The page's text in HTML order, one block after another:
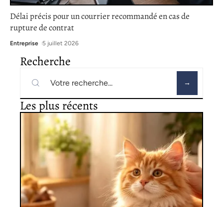
Délai précis pour un courrier recommandé en cas de
rupture de contrat
Entreprise 5 juillet 2026
Recherche
Les plus récents